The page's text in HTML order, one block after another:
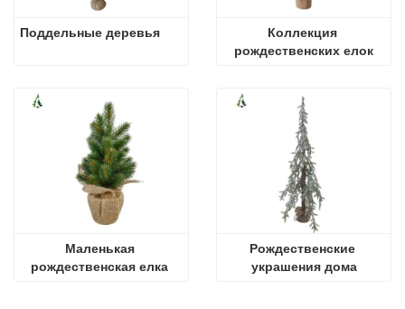
Поддельные деревья
Коллекция
рождественских елок
Маленькая
рождественская елка
Рождественские
украшения дома